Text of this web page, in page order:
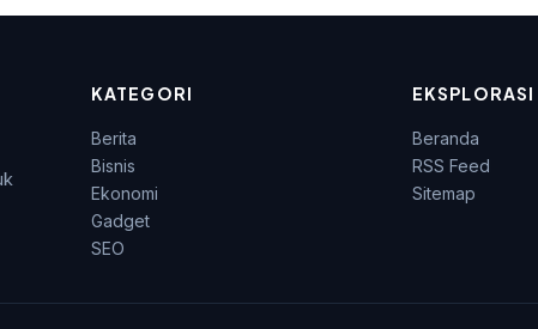
KATEGORI
Berita
Bisnis
Ekonomi
Gadget
SEO
EKSPLORASI
Beranda
RSS Feed
Sitemap